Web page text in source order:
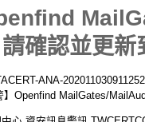
確認並更新
ANA-
Openfind MailGates/